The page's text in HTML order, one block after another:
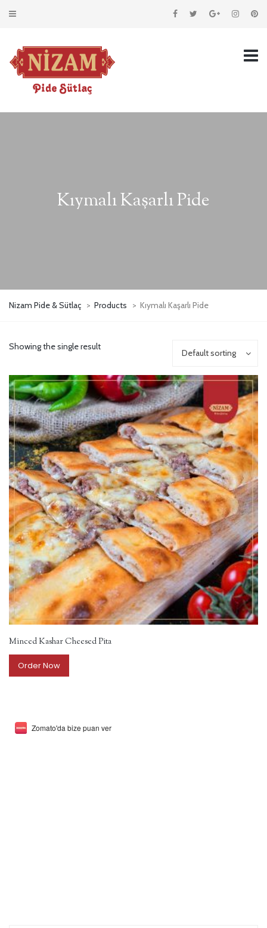
Kıymalı Kaşarlı Pide
Nizam Pide & Sütlaç > Products > Kıymalı Kaşarlı Pide
Showing the single result
Default sorting
Minced Kashar Cheesed Pita
Order Now
Zomato'da bize puan ver